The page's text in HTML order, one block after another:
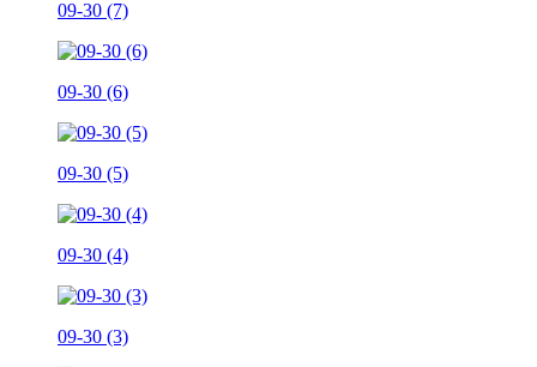
09-30 (7)
09-30 (6)
09-30 (5)
09-30 (4)
09-30 (3)